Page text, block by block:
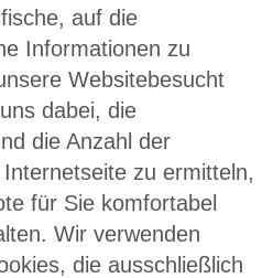
auf die
Informationen zu
Websitebesucht
dabei, die
die Anzahl der
zu ermitteln,
für Sie komfortabel
Wir verwenden
die ausschließlich